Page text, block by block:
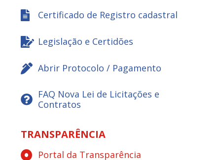
Certificado de Registro cadastral
Legislação e Certidões
Abrir Protocolo / Pagamento
FAQ Nova Lei de Licitações e
Contratos
TRANSPARÊNCIA
Portal da Transparência